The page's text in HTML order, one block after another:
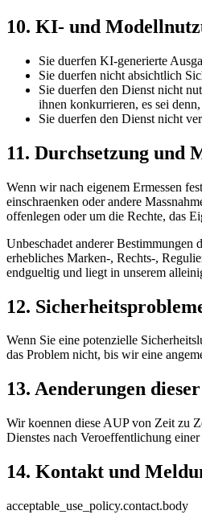
10. KI- und
Sie duerfen KI-generierte
Sie duerfen nicht absichtlich
Sie duerfen den Dienst nicht
ihnen konkurrieren, es sei
Sie duerfen den Dienst nicht
11. Durchsetzung und
Wenn wir nach eigenem Ermessen
einschraenken oder andere
offenlegen oder um die Rechte, das
Unbeschadet anderer
erhebliches Marken-, Rechts-,
endgueltig und liegt in unserem
12.
Wenn Sie eine potenzielle
das Problem nicht, bis wir eine
13. Aenderungen
Wir koennen diese AUP von Zeit zu
Dienstes nach Veroeffentlichung
14. Kontakt und
acceptable_use_policy.contact.body